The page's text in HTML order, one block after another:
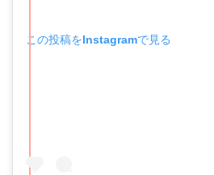
この投稿をInstagramで見る